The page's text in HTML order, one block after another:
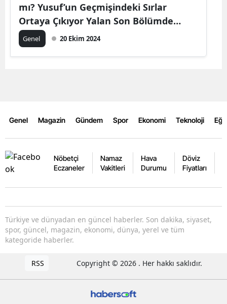
mı? Yusuf’un Geçmişindeki Sırlar
Ortaya Çıkıyor Yalan Son Bölümde
Neler Yaşandı? (19. Bölüm Özet)
Genel 20 Ekim 2024
Genel Magazin Gündem Spor Ekonomi Teknoloji
Nöbetçi
Eczaneler
Namaz
Vakitleri
Hava
Durumu
Döviz
Fiyatları
Türkiye ve dünyadan en güncel haberler. Son dakika, siyaset,
spor, güncel, magazin, ekonomi, dünya, yerel ve tüm
kategoride haberler.
RSS Copyright © 2026 . Her hakkı saklıdır.